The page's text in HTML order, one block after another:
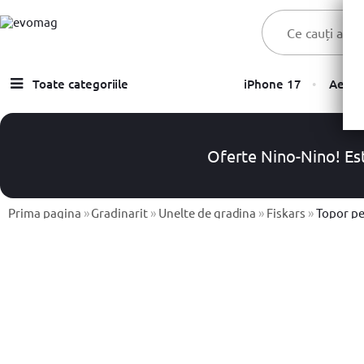
Toate categoriile
Laptopuri
Componente PC & Gaming
iPhone 17 Aer
Oferte Nino-Nino!
Prima pagina »Gradinarit » Unelte de gradina » Fiskars »Topor pentru